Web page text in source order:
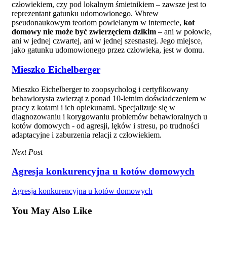
człowiekiem, czy pod lokalnym śmietnikiem – zawsze jest to
reprezentant gatunku udomowionego. Wbrew
pseudonaukowym teoriom powielanym w internecie, kot
domowy nie może być zwierzęciem dzikim – ani w połowie,
ani w jednej czwartej, ani w jednej szesnastej. Jego miejsce,
jako gatunku udomowionego przez człowieka, jest w domu.
Mieszko Eichelberger
Mieszko Eichelberger to zoopsycholog i certyfikowany
behawiorysta zwierząt z ponad 10-letnim doświadczeniem w
pracy z kotami i ich opiekunami. Specjalizuje się w
diagnozowaniu i korygowaniu problemów behawioralnych u
kotów domowych - od agresji, lęków i stresu, po trudności
adaptacyjne i zaburzenia relacji z człowiekiem.
Next Post
Agresja konkurencyjna u kotów domowych
Agresja konkurencyjna u kotów domowych
You May Also Like